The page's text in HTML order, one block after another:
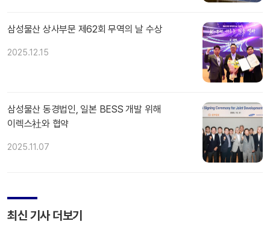
삼성물산 상사부문 제62회 무역의 날 수상
2025.12.15
삼성물산 동경법인, 일본 BESS 개발 위해
이렉스社와 협약
2025.11.07
최신 기사 더보기